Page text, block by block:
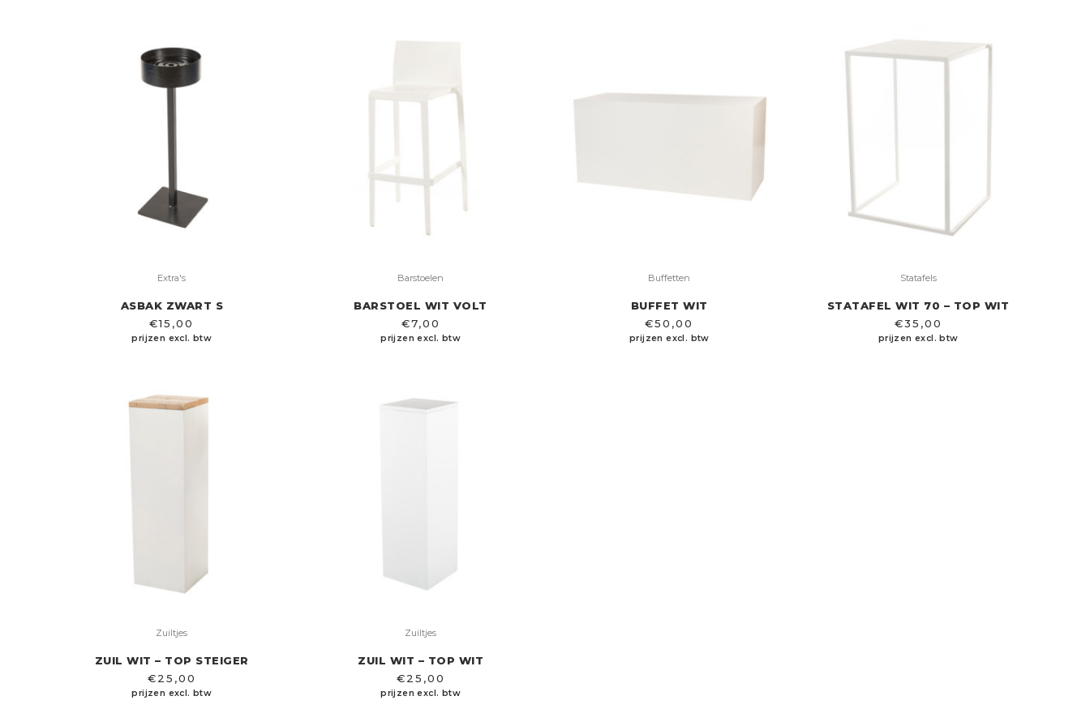
Extra's
ASBAK ZWART S
€15,00
prijzen excl. btw
Barstoelen
BARSTOEL WIT VOLT
€7,00
prijzen excl. btw
Buffetten
BUFFET WIT
€50,00
prijzen excl. btw
Statafels
STATAFEL WIT 70 – TOP WIT
€35,00
prijzen excl. btw
Zuiltjes
ZUIL WIT – TOP STEIGER
€25,00
prijzen excl. btw
Zuiltjes
ZUIL WIT – TOP WIT
€25,00
prijzen excl. btw